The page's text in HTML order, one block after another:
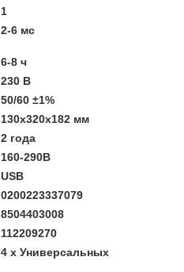
1
2-6 мс
6-8 ч
230 В
50/60 ±1%
130x320x182 мм
2 года
160-290В
USB
0200223337079
8504403008
112209270
4 х Универсальных